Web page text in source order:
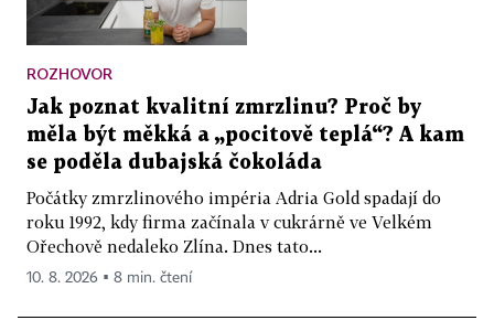
ROZHOVOR
Jak poznat kvalitní zmrzlinu? Proč by
měla být měkká a „pocitově teplá“? A kam
se poděla dubajská čokoláda
Počátky zmrzlinového impéria Adria Gold spadají do
roku 1992, kdy firma začínala v cukrárně ve Velkém
Ořechově nedaleko Zlína. Dnes tato...
10. 8. 2026 ▪ 8 min. čtení